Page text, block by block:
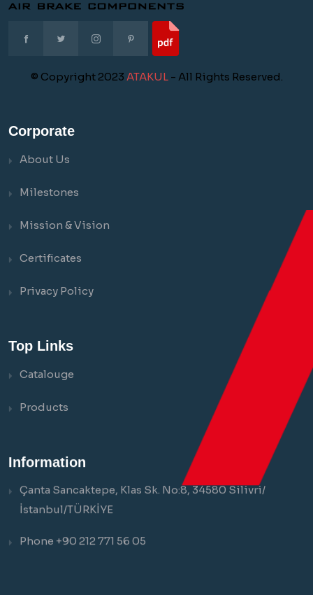
© Copyright 2023 ATAKUL- All Rights Reserved.
Corporate
About Us
Milestones
Mission & Vision
Certificates
Privacy Policy
Top Links
Catalouge
Products
Information
Çanta Sancaktepe, Klas Sk. No:8, 34580 Silivri/
İstanbul/TÜRKİYE
Phone +90 212 771 56 05